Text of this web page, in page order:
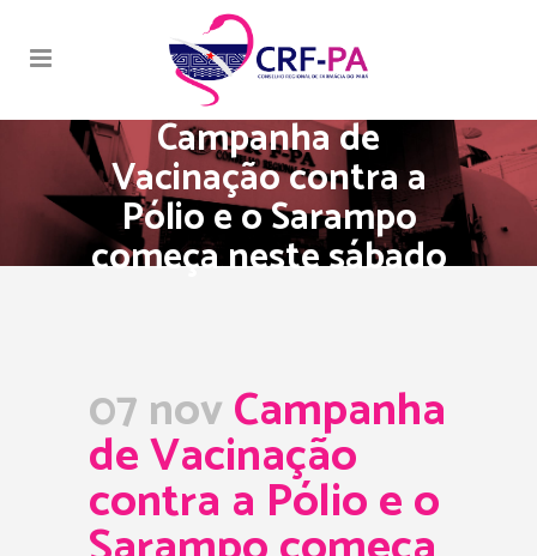
Campanha de
Vacinação contra a
Pólio e o Sarampo
começa neste sábado
07 novCampanha
de Vacinação
contra a Pólio e o